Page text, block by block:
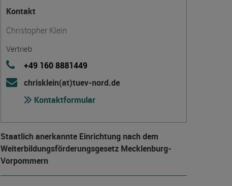
Kontakt
Christopher Klein
Vertrieb
+49 160 8881449
chrisklein(at)tuev-nord.de
Kontaktformular
Staatlich anerkannte Einrichtung nach dem
Weiter­bildungs­förderungs­gesetz Mecklenburg-
Vorpommern